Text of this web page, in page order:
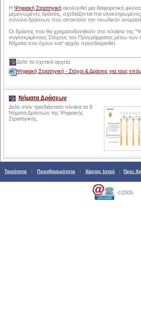
Η Ψηφιακή Στρατηγική ακολουθεί μια διαφορετική
μεμονωμένες δράσεις, σχεδιάζονται πια
σύνολα δράσεων που αποκτούν την «κωδική»
Οι δράσεις που θα χρηματοδοτηθούν στο πλαίσιο της
συγκεκριμένους Στόχους του Προγράμματος μέσω των
Νήματα που έχουν κατ' αρχήν προσδιορισθεί.
Δείτε τα σχετικά αρχεία:
Ψηφιακή Στρατηγική - Στόχοι & Δράσεις για τους
Νήματα Δράσεων
Δείτε στον τρισδιάστατο πίνακα τα 9
Νήματα Δράσεων της Ψηφιακής
Στρατηγικής.
Ταυτότητα : Προσβασιμότητα : Χάρτης Ιστού : Όροι
©2005